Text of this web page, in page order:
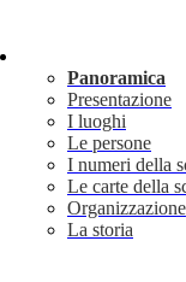
Panoramica
Presentazione
I luoghi
Le persone
I numeri della
Le carte della
Organizzazione
La storia